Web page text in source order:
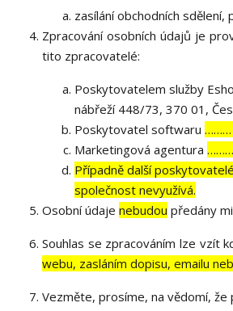
zasílání obchodních
Zpracování osobních údajů je
tito zpracovatelé:
Poskytovatelem služby
nábřeží 448/73, 370 01,
Poskytovatel softwaru ………
Marketingová agentura ………
Případně další
společnost nevyužívá.
Osobní údaje nebudou předány
Souhlas se zpracováním lze vzít
webu, zasláním dopisu, emailu
Vezměte, prosíme, na vědomí,